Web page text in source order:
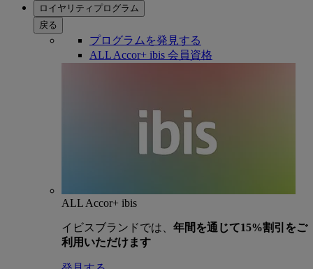
ロイヤリティプログラム
戻る
プログラムを発見する
ALL Accor+ ibis 会員資格
ALL Accor+ ibis
イビスブランドでは、 年間を通じて15%割引をご
利用いただけます